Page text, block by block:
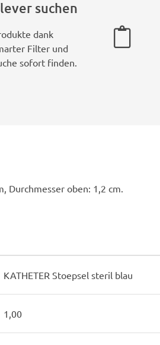
suchen
dank
Filter und
sofort finden.
Durchmesser oben: 1,2 cm.
KATHETER Stoepsel steril blau
1,00